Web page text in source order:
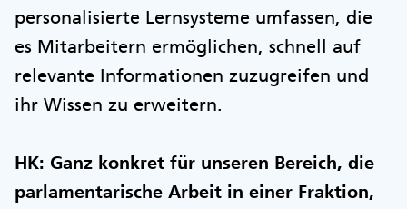
personalisierte Lernsysteme umfassen, die
es Mitarbeitern ermöglichen, schnell auf
relevante Informationen zuzugreifen und
ihr Wissen zu erweitern.
HK: Ganz konkret für unseren Bereich, die
parlamentarische Arbeit in einer Fraktion,